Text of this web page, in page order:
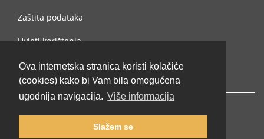
Ova internetska stranica koristi kolačiće
(cookies) kako bi Vam bila omogućena
ugodnija navigacija. Više informacija
Slažem se
Zaštita podataka
Uvjeti korištenja
Kontaktiraj nas